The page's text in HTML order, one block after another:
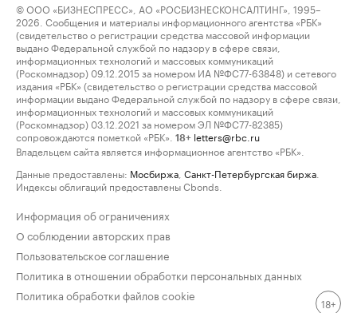
© ООО «БИЗНЕСПРЕСС», АО «РОСБИЗНЕСКОНСАЛТИНГ», 1995–
2026. Сообщения и материалы информационного агентства «РБК»
(свидетельство о регистрации средства массовой информации
выдано Федеральной службой по надзору в сфере связи,
информационных технологий и массовых коммуникаций
(Роскомнадзор) 09.12.2015 за номером ИА №ФС77-63848) и сетевого
издания «РБК» (свидетельство о регистрации средства массовой
информации выдано Федеральной службой по надзору в сфере связи,
информационных технологий и массовых коммуникаций
(Роскомнадзор) 03.12.2021 за номером ЭЛ №ФС77-82385)
сопровождаются пометкой «РБК».
18+ letters@rbc.ru
Владельцем сайта является информационное агентство «РБК».
Данные предоставлены: Мосбиржа Санкт-Петербургская биржа
Индексы облигаций предоставлены Cbonds.
Информация об ограничениях
О соблюдении авторских прав
Пользовательское соглашение
Политика в отношении обработки персональных данных
Политика обработки файлов cookie
18+